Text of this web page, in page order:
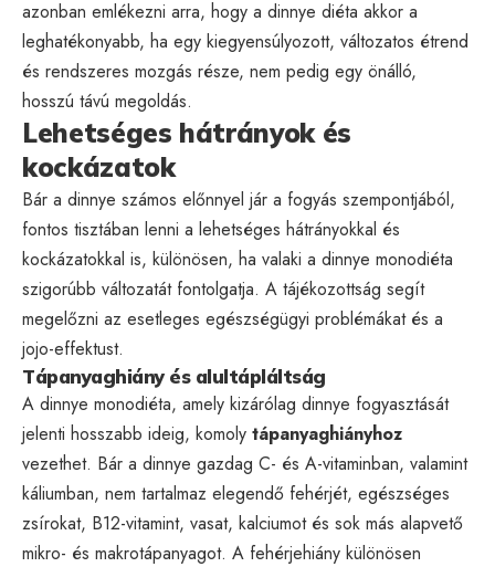
azonban emlékezni arra, hogy a dinnye diéta akkor a
leghatékonyabb, ha egy kiegyensúlyozott, változatos étrend
és rendszeres mozgás része, nem pedig egy önálló,
hosszú távú megoldás.
Lehetséges hátrányok és
kockázatok
Bár a dinnye számos előnnyel jár a fogyás szempontjából,
fontos tisztában lenni a lehetséges hátrányokkal és
kockázatokkal is, különösen, ha valaki a dinnye monodiéta
szigorúbb változatát fontolgatja. A tájékozottság segít
megelőzni az esetleges egészségügyi problémákat és a
jojo-effektust.
Tápanyaghiány és alultápláltság
A dinnye monodiéta, amely kizárólag dinnye fogyasztását
jelenti hosszabb ideig, komoly tápanyaghiányhoz
vezethet. Bár a dinnye gazdag C- és A-vitaminban, valamint
káliumban, nem tartalmaz elegendő fehérjét, egészséges
zsírokat, B12-vitamint, vasat, kalciumot és sok más alapvető
mikro- és makrotápanyagot. A fehérjehiány különösen